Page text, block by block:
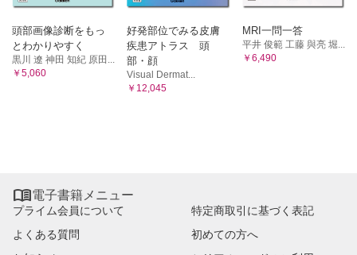
頭部画像診断をもっ
とわかりやすく
黒川 遼 神田 知紀 原田...
￥5,060
好発部位でみる皮膚
疾患アトラス 頭
部・顔
Visual Dermat...
￥12,045
MRI一問一答
平井 俊範 工藤 與亮 堀...
￥6,490
電子書籍メニュー
プライム会員について
特定商取引に基づく表記
よくある質問
初めての方へ